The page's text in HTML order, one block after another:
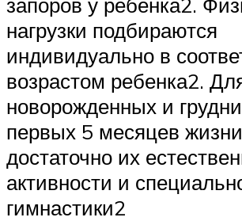
нагрузки подбираются
индивидуально в
возрастом ребенка2.
новорожденных и
первых 5 месяцев жизни
достаточно их
активности и
гимнастики2